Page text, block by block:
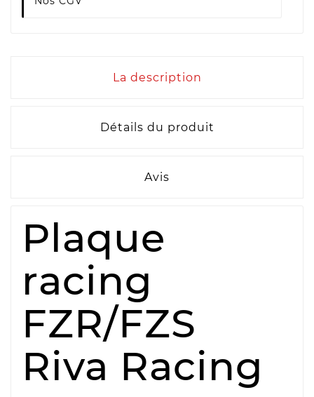
La description
Détails du produit
Avis
Plaque
racing
FZR/FZS
Riva Racing